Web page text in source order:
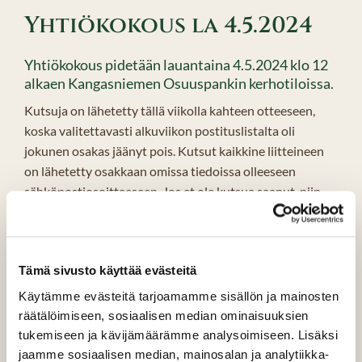
Tämä sivusto käyttää evästeitä
Käytämme evästeitä tarjoamamme sisällön ja mainosten
räätälöimiseen, sosiaalisen median ominaisuuksien
tukemiseen ja kävijämäärämme analysoimiseen. Lisäksi
jaamme sosiaalisen median, mainosalan ja analytiikka-
Yhtiökokous la 4.5.2024
Yhtiökokous pidetään lauantaina 4.5.2024 klo 12
alkaen Kangasniemen Osuuspankin kerhotiloissa.
Kutsuja on lähetetty tällä viikolla kahteen otteeseen,
koska valitettavasti alkuviikon postituslistalta oli
jokunen osakas jäänyt pois. Kutsut kaikkine liitteineen
on lähetetty osakkaan omissa tiedoissa olleeseen
sähköpostiosoitteeseen. Jos et ole kutsua saanut, niin
määräämät asiat, kuten uuden hallituksen valinta.
varsinaista sekä mahdollisesti 1-3 varajäsentä. Koko
vanha hallitus on ilmoittanut ettei asetu enää ehdolle.
Uusia ehdokkaita on toimistolle ilmoittautunut vain yksi,